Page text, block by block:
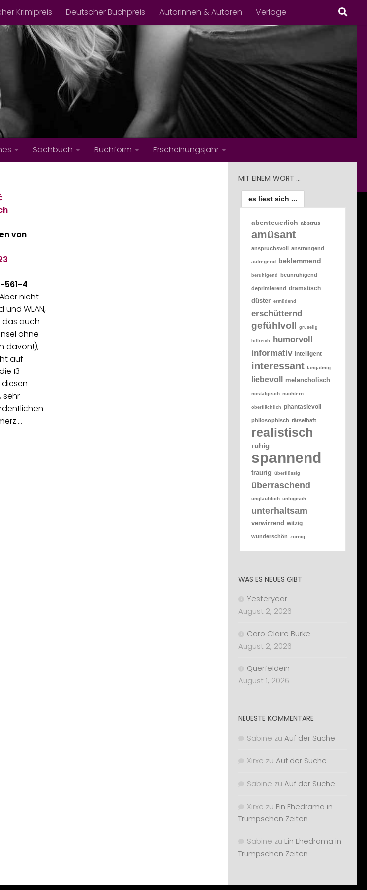
Krimipreis Deutscher Buchpreis Autorinnen & Autoren Verlage
Sachbuch Buchform Erscheinungsjahr
von
561-4
nicht
und WLAN,
das auch
ohne
davon!),
auf
13-
sehr
MIT EINEM WORT …
es liest sich ...
abenteuerlich abstrus
amüsant
anspruchsvoll anstrengend
aufregend beklemmend
beruhigend beunruhigend
deprimierend dramatisch
düster ermüdend
erschütternd
gefühlvoll gruselig
hilfreich
humorvoll
informativ intelligent
interessant langatmig
liebevoll melancholisch
nostalgisch nüchtern
oberflächlich phantasievoll
philosophisch rätselhaft
realistisch
ruhig
spannend
traurig überflüssig
überraschend
unglaublich unlogisch
unterhaltsam
verwirrend witzig
wunderschön zornig
WAS ES NEUES GIBT
Yesteryear
August 2, 2026
Caro Claire Burke
August 2, 2026
Querfeldein
August 1, 2026
NEUESTE KOMMENTARE
Sabine zu Auf der Suche
Xirxe zu Auf der Suche
Sabine zu Auf der Suche
Xirxe zu Ein Ehedrama in
Trumpschen Zeiten
Sabine zu Ein Ehedrama in
Trumpschen Zeiten